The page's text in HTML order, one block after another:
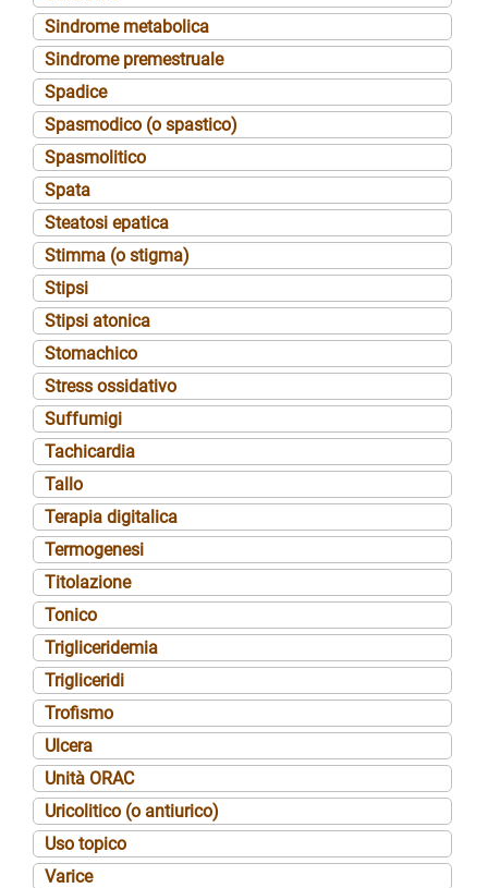
Sindrome metabolica
Sindrome premestruale
Spadice
Spasmodico (o spastico)
Spasmolitico
Spata
Steatosi epatica
Stimma (o stigma)
Stipsi
Stipsi atonica
Stomachico
Stress ossidativo
Suffumigi
Tachicardia
Tallo
Terapia digitalica
Termogenesi
Titolazione
Tonico
Trigliceridemia
Trigliceridi
Trofismo
Ulcera
Unità ORAC
Uricolitico (o antiurico)
Uso topico
Varice